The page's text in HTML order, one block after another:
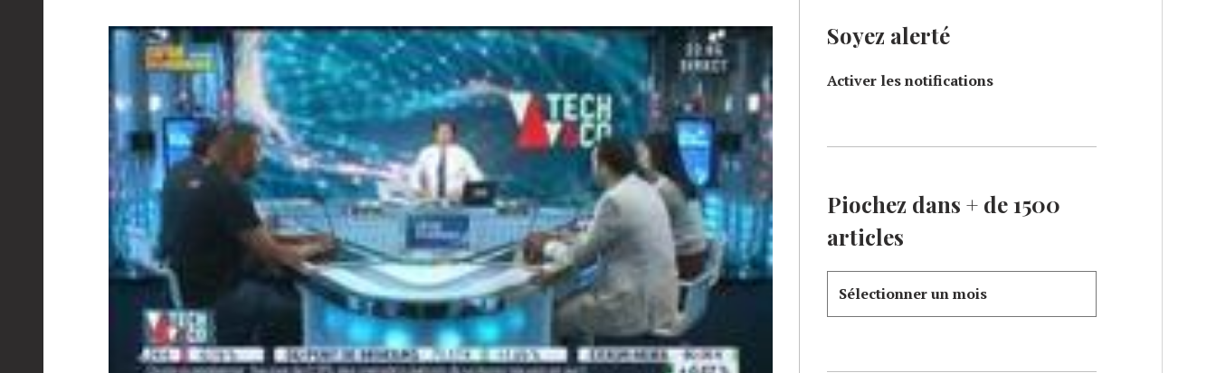
Soyez alerté
Activer les notifications
Piochez dans + de 1500
articles